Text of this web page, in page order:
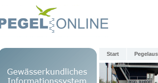
Start